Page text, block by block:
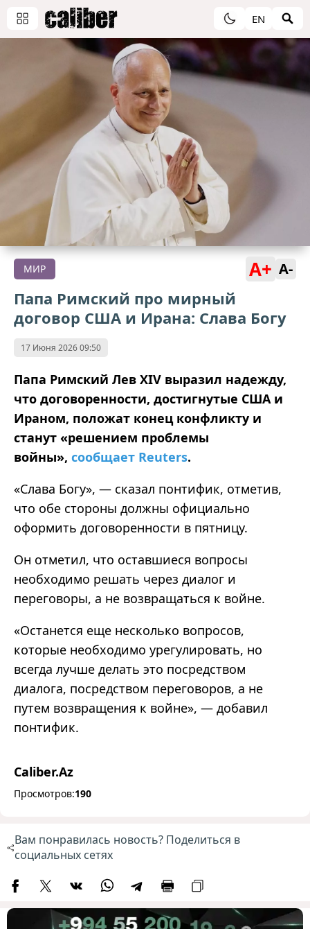
EN
МИР A+ A-
Папа Римский про мирный
договор США и Ирана: Слава Богу
17 Июня 2026 09:50
Папа Римский Лев XIV выразил надежду,
что договоренности, достигнутые США и
Ираном, положат конец конфликту и
станут «решением проблемы
войны», сообщает Reuters.
«Слава Богу», — сказал понтифик, отметив,
что обе стороны должны официально
оформить договоренности в пятницу.
Он отметил, что оставшиеся вопросы
необходимо решать через диалог и
переговоры, а не возвращаться к войне.
«Останется еще несколько вопросов,
которые необходимо урегулировать, но
всегда лучше делать это посредством
диалога, посредством переговоров, а не
путем возвращения к войне», — добавил
понтифик.
Caliber.Az
Просмотров:190
Вам понравилась новость? Поделиться в
социальных сетях